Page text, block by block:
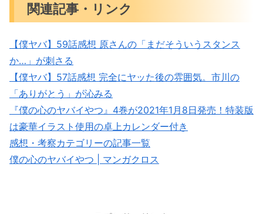
関連記事・リンク
【僕ヤバ】59話感想 原さんの「まだそういうスタンス
か…」が刺さる
【僕ヤバ】57話感想 完全にヤッた後の雰囲気。市川の
「ありがとう」が沁みる
『僕の心のヤバイやつ』4巻が2021年1月8日発売！特装版
は豪華イラスト使用の卓上カレンダー付き
感想・考察カテゴリーの記事一覧
僕の心のヤバイやつ | マンガクロス